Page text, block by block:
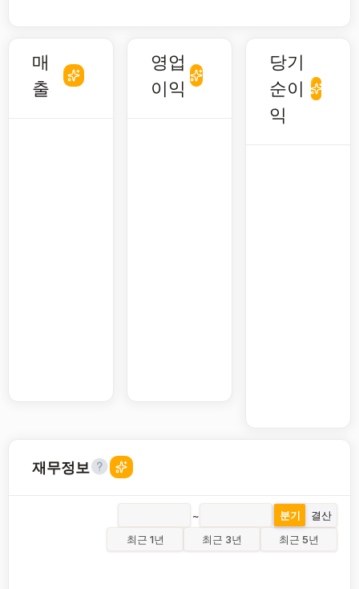
매
출
영업
이익
당기
순이
익
재무정보
~ 분기
결산
최근 1년
최근 3년 최근 5년